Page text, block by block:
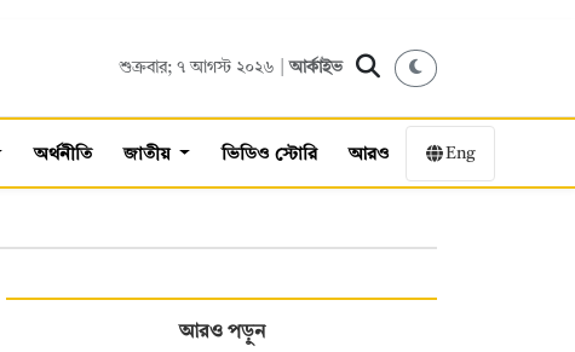
শুক্রবার; ৭ আগস্ট ২০২৬ |আর্কাইভ
অর্থনীতি জাতীয় ভিডিও স্টোরি আরও Eng
আরও পড়ুন